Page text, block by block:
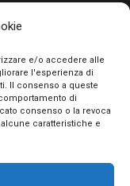
e/o accedere alle
l'esperienza di
Il consenso a queste
di
consenso o la revoca
caratteristiche e